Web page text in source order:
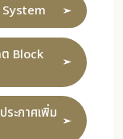
System
Block
ะกาศเพิ่ม